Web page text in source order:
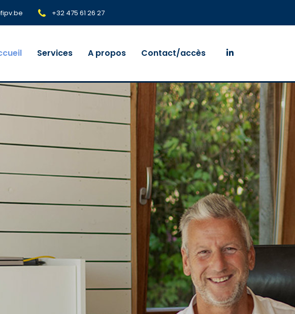
+32 475 61 26 27
Services A propos Contact/accès